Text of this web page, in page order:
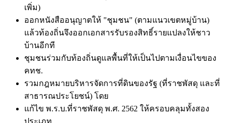
เพิ่ม)
ออกหนังสืออนุญาตให้ "ชุมชน" (ตามแนวเขตหมู่บ้าน)
แล้วท้องถิ่นจึงออกเอกสารรับรองสิทธิ์รายแปลงให้ชาว
บ้านอีกที
ชุมชนร่วมกับท้องถิ่นดูแลพื้นที่ให้เป็นไปตามเงื่อนไขของ
คทช.
รวมกฎหมายบริหารจัดการที่ดินของรัฐ (ที่ราชพัสดุ และที่
สาธารณประโยชน์) โดย
แก้ไข พ.ร.บ.ที่ราชพัสดุ พ.ศ. 2562 ให้ครอบคลุมทั้งสอง